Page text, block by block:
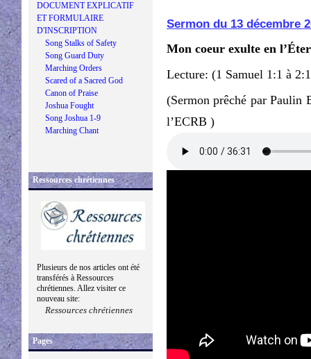
DOCUMENT EXPLICATIF
ET FORMULAIRE
D'INSCRIPTION
Song Stalks of Safety
Song Guard Duty
Marching Orders
Scared of a Sacred God
Canon of Praise
Joshua Fought
Song Joshua 1-9
Marching Chant
Ressources chrétiennes
Plusieurs de nos articles ont été
transférés à Ressources
chrétiennes. Allez visiter ce
nouveau site:
Ressources chrétiennes
Pages
Sermon du 13 décembre
Mon coeur exulte en
Lecture: (1 Samuel 1:1 à
(Sermon prêché par Paulin
l’ECRB )